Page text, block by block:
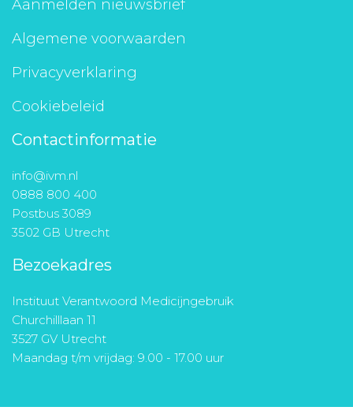
Aanmelden nieuwsbrief
Algemene voorwaarden
Privacyverklaring
Cookiebeleid
Contactinformatie
info@ivm.nl
0888 800 400
Postbus 3089
3502 GB Utrecht
Bezoekadres
Instituut Verantwoord Medicijngebruik
Churchilllaan 11
3527 GV Utrecht
Maandag t/m vrijdag: 9.00 - 17.00 uur